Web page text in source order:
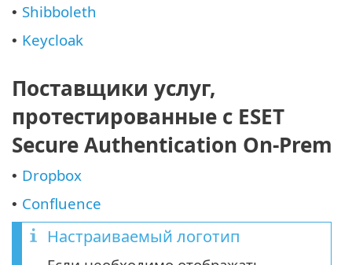
• Shibboleth
• Keycloak
Поставщики услуг,
протестированные с ESET
Secure Authentication On-Prem
• Dropbox
• Confluence
Настраиваемый логотип